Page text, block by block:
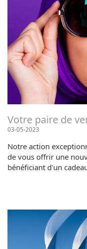
Votre paire de
03-05-2023
Notre action
de vous offrir une
bénéficiant d'un